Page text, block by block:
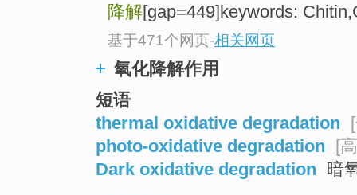
降解[gap=449]keywords:
基于471个网页-相关网页
氧化降解作用
短语
thermal oxidative degradation
photo-oxidative degradation [
Dark oxidative degradation 暗